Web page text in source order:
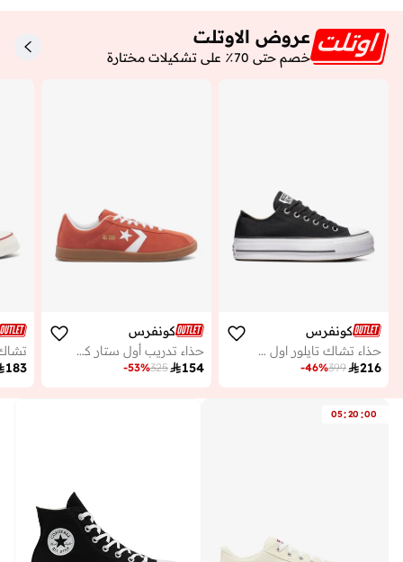
عروض الاوتلت
خصم حتى 70٪ على تشكيلات مختارة
كونفرس
حذاء تشاك تايلور اول ستار
216
399
-46%
كونفرس
حذاء تدريب أول ستار كلاسيك
154
325
-53%
183
05:20 :00